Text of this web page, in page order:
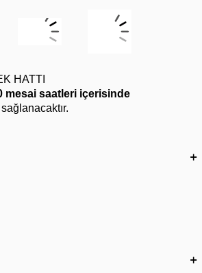
HATTI
mesai saatleri içerisinde